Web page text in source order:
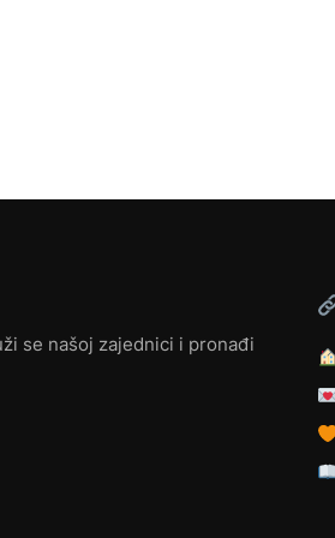
se našoj zajednici i pronađi